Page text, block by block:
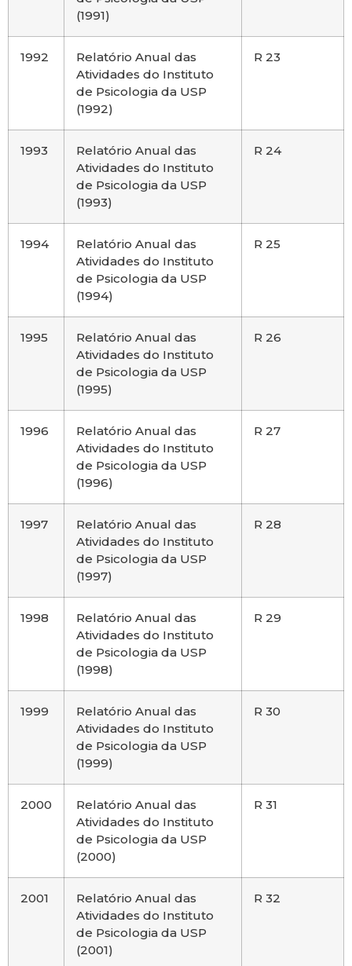
(1991)
1992
Relatório Anual das
Atividades do Instituto
de Psicologia da USP
(1992)
R 23
1993
Relatório Anual das
Atividades do Instituto
de Psicologia da USP
(1993)
R 24
1994
Relatório Anual das
Atividades do Instituto
de Psicologia da USP
(1994)
R 25
1995
Relatório Anual das
Atividades do Instituto
de Psicologia da USP
(1995)
R 26
1996
Relatório Anual das
Atividades do Instituto
de Psicologia da USP
(1996)
R 27
1997
Relatório Anual das
Atividades do Instituto
de Psicologia da USP
(1997)
R 28
1998
Relatório Anual das
Atividades do Instituto
de Psicologia da USP
(1998)
R 29
1999
Relatório Anual das
Atividades do Instituto
de Psicologia da USP
(1999)
R 30
2000
Relatório Anual das
Atividades do Instituto
de Psicologia da USP
(2000)
R 31
2001
Relatório Anual das
Atividades do Instituto
de Psicologia da USP
(2001)
R 32